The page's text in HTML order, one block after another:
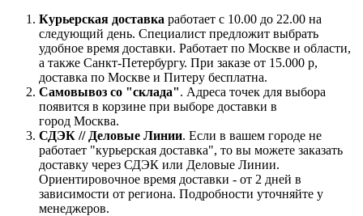
Курьерская доставка работает с 10.00 до 22.00 на
следующий день. Специалист предложит выбрать
удобное время доставки. Работает по Москве и области,
а также Санкт-Петербургу. При заказе от 15.000 р,
доставка по Москве и Питеру бесплатна.
Самовывоз со "склада". Адреса точек для выбора
появится в корзине при выборе доставки в
город Москва.
СДЭК // Деловые Линии. Если в вашем городе не
работает "курьерская доставка", то вы можете заказать
доставку через СДЭК или Деловые Линии.
Ориентировочное время доставки - от 2 дней в
зависимости от региона. Подробности уточняйте у
менеджеров.